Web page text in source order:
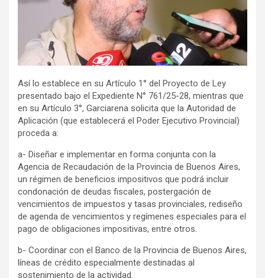
Así lo establece en su Artículo 1° del Proyecto de Ley
presentado bajo el Expediente N° 761/25-28, mientras que
en su Artículo 3°, Garciarena solicita que la Autoridad de
Aplicación (que establecerá el Poder Ejecutivo Provincial)
proceda a:
a- Diseñar e implementar en forma conjunta con la
Agencia de Recaudación de la Provincia de Buenos Aires,
un régimen de beneficios impositivos que podrá incluir
condonación de deudas fiscales, postergación de
vencimientos de impuestos y tasas provinciales, rediseño
de agenda de vencimientos y regímenes especiales para el
pago de obligaciones impositivas, entre otros.
b- Coordinar con el Banco de la Provincia de Buenos Aires,
líneas de crédito especialmente destinadas al
sostenimiento de la actividad.